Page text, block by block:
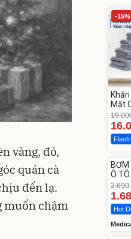
vàng, đỏ,
quán cà
đến lạ.
muốn chậm
-15%
Mặt
Flash
-37%
BƠM
Ô TÔ
Hot